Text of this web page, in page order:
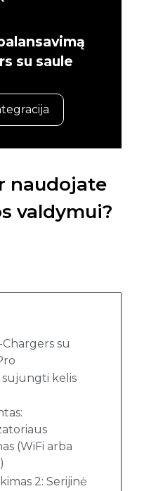
su saule
naudojate
valdymui?
su
sujungti kelis
(WiFi arba
2: Serijinė